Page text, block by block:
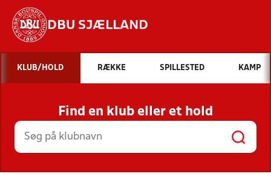
DBU SJÆLLAND
Hvad vil du søge efter?
INDHOLD OG NYHEDER
STILLINGER, RESULTATER, KLUBBER OG
HOLD
KLUB/HOLD RÆKKE SPILLESTED KAMP
Find en klub eller et hold